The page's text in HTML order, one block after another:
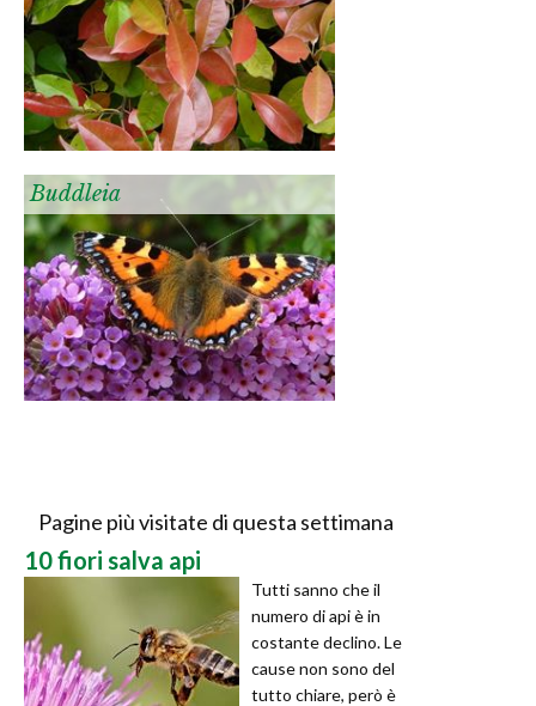
Buddleia
Pagine più visitate di questa settimana
10 fiori salva api
Tutti sanno che il
numero di api è in
costante declino. Le
cause non sono del
tutto chiare, però è